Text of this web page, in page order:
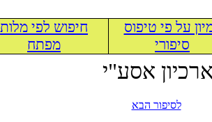
על פי טיפוס
סיפורי
חיפוש לפי מלות
מפתח
ארכיון אסע"י
לסיפור הבא